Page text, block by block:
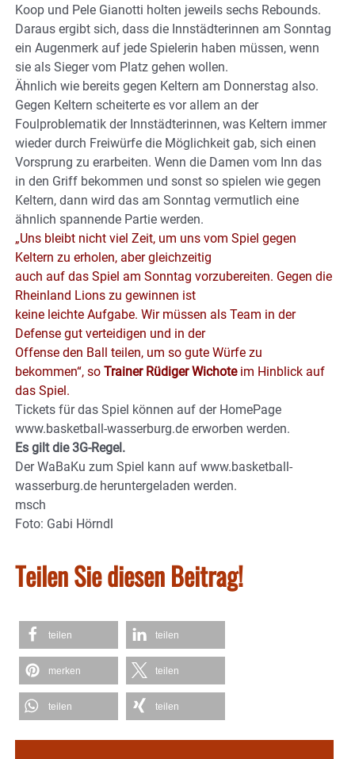
Koop und Pele Gianotti holten jeweils sechs Rebounds.
Daraus ergibt sich, dass die Innstädterinnen am Sonntag
ein Augenmerk auf jede Spielerin haben müssen, wenn
sie als Sieger vom Platz gehen wollen.
Ähnlich wie bereits gegen Keltern am Donnerstag also.
Gegen Keltern scheiterte es vor allem an der
Foulproblematik der Innstädterinnen, was Keltern immer
wieder durch Freiwürfe die Möglichkeit gab, sich einen
Vorsprung zu erarbeiten. Wenn die Damen vom Inn das
in den Griff bekommen und sonst so spielen wie gegen
Keltern, dann wird das am Sonntag vermutlich eine
ähnlich spannende Partie werden.
„Uns bleibt nicht viel Zeit, um uns vom Spiel gegen
Keltern zu erholen, aber gleichzeitig
auch auf das Spiel am Sonntag vorzubereiten. Gegen die
Rheinland Lions zu gewinnen ist
keine leichte Aufgabe. Wir müssen als Team in der
Defense gut verteidigen und in der
Offense den Ball teilen, um so gute Würfe zu
bekommen“, so Trainer Rüdiger Wichoteim Hinblick auf
das Spiel.
Tickets für das Spiel können auf der HomePage
www.basketball-wasserburg.de erworben werden.
Es gilt die 3G-Regel.
Der WaBaKu zum Spiel kann auf www.basketball-
wasserburg.de heruntergeladen werden.
msch
Foto: Gabi Hörndl
Teilen Sie diesen Beitrag!
teilen teilen
merken teilen
teilen teilen